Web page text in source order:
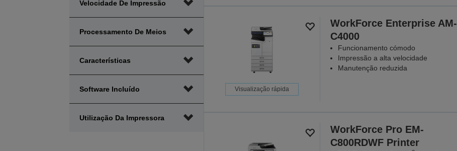
Velocidade De Impressão
Processamento De Meios
Características
Software Incluído
Utilização Da Impressora
Visualização rápida
WorkForce Enterprise​ AM-
C4000​
Funcionamento cómodo
Impressão a alta velocidade
Manutenção reduzida
WorkForce Pro EM-
C800RDWF Printer